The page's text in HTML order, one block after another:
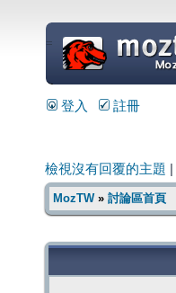
=
登入 註冊
檢視沒有回覆的主題
MozTW» 討論區首頁